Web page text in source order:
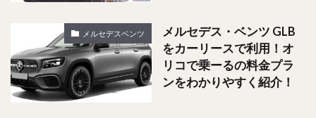
メルセデスベンツ
メルセデス・ベンツ GLB
をカーリースで利用！オ
リコで乗ーるの料金プラ
ンをわかりやすく紹介！